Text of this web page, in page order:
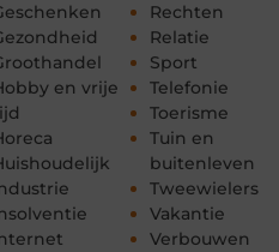
en vrije
Rechten
Relatie
Sport
Telefonie
Toerisme
Tuin en
buitenleven
Tweewielers
Vakantie
Verbouwen